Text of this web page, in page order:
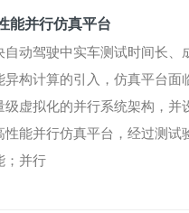
能并行仿真平台
自动驾驶中实车测试时间长
构计算的引入，仿真平台
虚拟化的并行系统架构，
能并行仿真平台，经过测
；并行